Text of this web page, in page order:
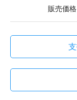
販売価格